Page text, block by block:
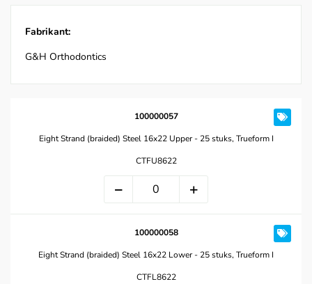
Fabrikant:
G&H Orthodontics
100000057
Eight Strand (braided) Steel 16x22 Upper - 25 stuks, Trueform I
CTFU8622
100000058
Eight Strand (braided) Steel 16x22 Lower - 25 stuks, Trueform I
CTFL8622